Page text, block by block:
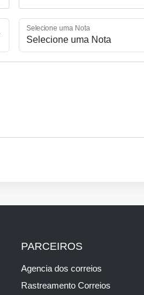
Selecione uma Nota
PARCEIROS
Agencia dos correios
Rastreamento Correios